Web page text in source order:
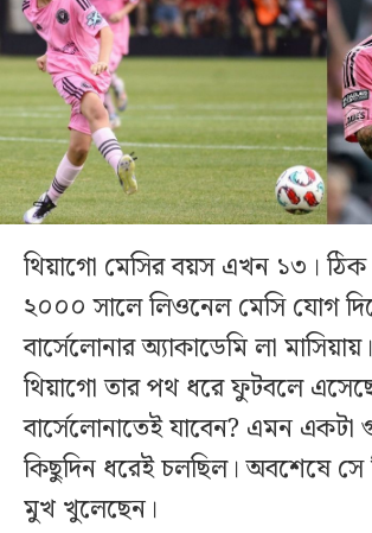
থিয়াগো মেসির বয়স এখন ১৩।
২০০০ সালে লিওনেল মেসি যোগ
বার্সেলোনার অ্যাকাডেমি লা
থিয়াগো তার পথ ধরে ফুটবলে
বার্সেলোনাতেই যাবেন? এমন একটা
কিছুদিন ধরেই চলছিল। অবশেষে সে
মুখ খুলেছেন।